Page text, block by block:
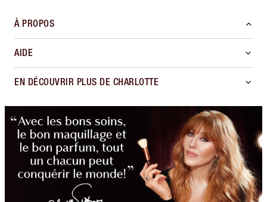
À PROPOS
AIDE
EN DÉCOUVRIR PLUS DE CHARLOTTE